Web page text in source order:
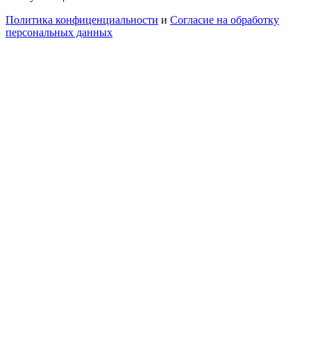
Политика конфиценциальности и Согласие на обработку
персональных данных